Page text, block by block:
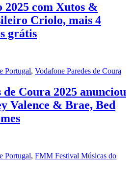
com Xutos &
Criolo, mais 4
grátis
Portugal, Vodafone Paredes de Coura
Coura 2025 anunciou
Valence & Brae, Bed
Portugal, FMM Festival Músicas do